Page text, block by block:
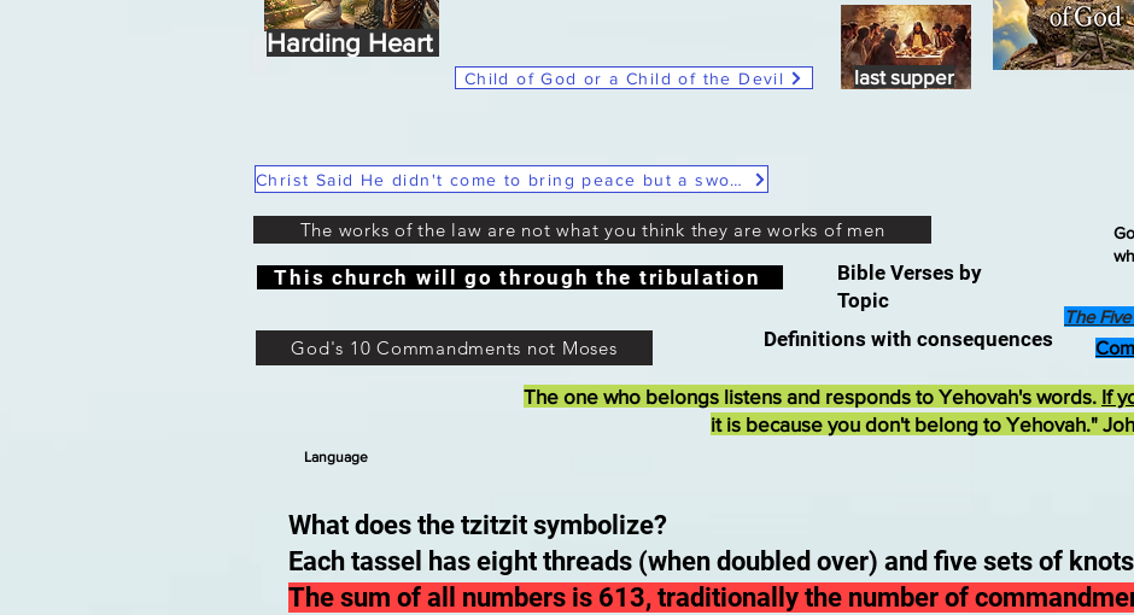
Child of God or a Child of the Devil Last Supper
Harding Heart
last supper
Christ Said He didn't come to bring peace but a sword
The works of the law are not what you think they are works of men
This church will go through the tribulation
God's 10 Commandments not Moses Definitions with consequences
Bible Verses by
Topic
The
The one who belongs listens and responds to Yehovah's words. If
it is because you don't belong to Yehovah."
Language
What does the tzitzit symbolize?
Each tassel has eight threads (when doubled over) and five sets of
The sum of all numbers is 613, traditionally the number of